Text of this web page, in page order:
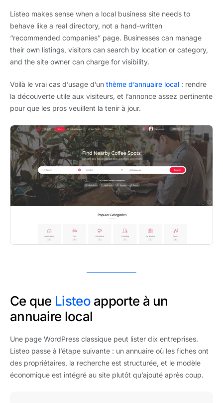
Listeo makes sense when a local business site needs to
behave like a real directory, not a hand-written
“recommended companies” page. Businesses can manage
their own listings, visitors can search by location or category,
and the site owner can charge for visibility.
Voilà le vrai cas d’usage d’un thème d’annuaire local : rendre
la découverte utile aux visiteurs, et l’annonce assez pertinente
pour que les pros veuillent la tenir à jour.
Ce que Listeoapporte à un
annuaire local
Une page WordPress classique peut lister dix entreprises.
Listeo passe à l’étape suivante : un annuaire où les fiches ont
des propriétaires, la recherche est structurée, et le modèle
économique est intégré au site plutôt qu’ajouté après coup.